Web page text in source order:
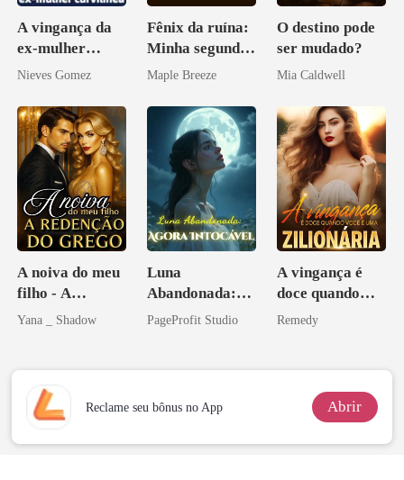
A vingança da
ex-mulher
curvilínea
Nieves Gomez
Fênix da ruína:
Minha segunda
vida e um
Maple Breeze
O destino pode
ser mudado?
Mia Caldwell
A noiva do meu
filho - A
Redenção do
Yana _ Shadow
Luna
Abandonada:
Agora Intocável
PageProfit Studio
A vingança é
doce quando
você é uma
Remedy
Reclame seu bônus no App Abrir